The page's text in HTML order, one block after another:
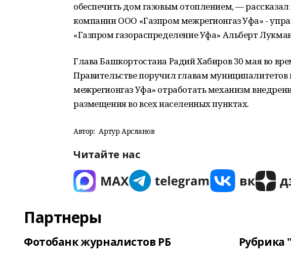
обеспечить дом газовым отоплением, —
компании ООО «Газпром межрегионгаз Уфа» -
«Газпром газораспределение Уфа» Альберт
Глава Башкортостана Радий Хабиров 30 мая во
Правительстве поручил главам
межрегионгаз Уфа» отработать механизм
размещения во всех населенных пунктах.
Автор: Артур Арсланов
Читайте нас
Партнеры
Фотобанк журналистов РБ Рубрика